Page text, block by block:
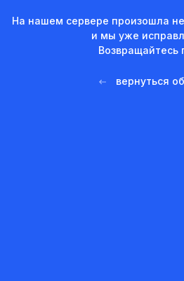
На нашем сервере произошла
и мы уже
Возвращайтесь
вернуться